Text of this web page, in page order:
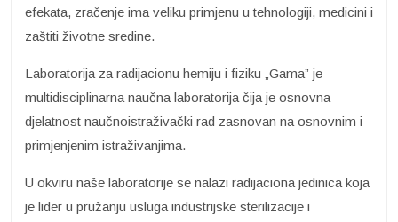
efekata, zračenje ima veliku primjenu u tehnologiji, medicini i
zaštiti životne sredine.
Laboratorija za radijacionu hemiju i fiziku „Gama” je
multidisciplinarna naučna laboratorija čija je osnovna
djelatnost naučnoistraživački rad zasnovan na osnovnim i
primjenjenim istraživanjima.
U okviru naše laboratorije se nalazi radijaciona jedinica koja
je lider u pružanju usluga industrijske sterilizacije i